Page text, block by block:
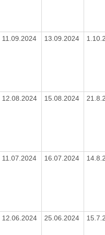
11.09.2024 13.09.2024
12.08.2024 15.08.2024
11.07.2024 16.07.2024
12.06.2024 25.06.2024